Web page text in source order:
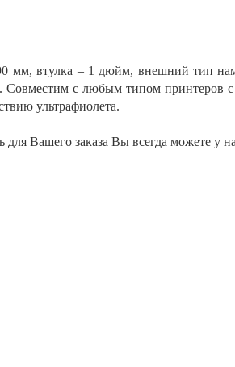
мм, втулка – 1 дюйм, внешний тип
с любым типом принтеров c
ультрафиолета.
для Вашего заказа Вы всегда можете у